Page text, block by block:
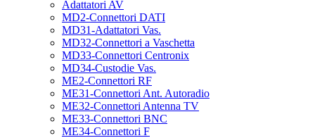
Adattatori AV
MD2-Connettori DATI
MD31-Adattatori Vas.
MD32-Connettori a Vaschetta
MD33-Connettori Centronix
MD34-Custodie Vas.
ME2-Connettori RF
ME31-Connettori Ant. Autoradio
ME32-Connettori Antenna TV
ME33-Connettori BNC
ME34-Connettori F